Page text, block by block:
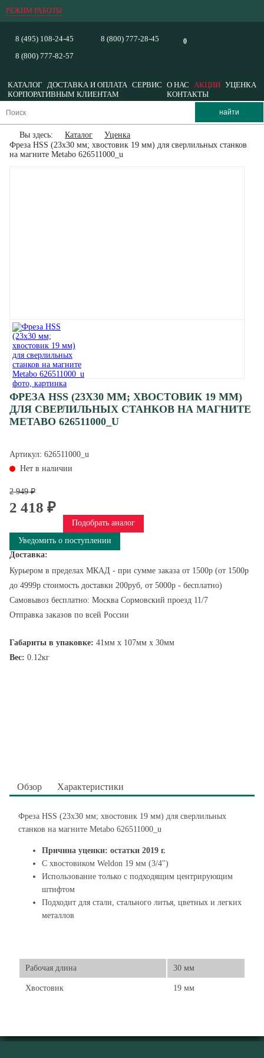
РЕЖИМ РАБОТЫ
0
8 (495) 108-24-45
8 (800) 777-82-57
8 (800) 777-28-45
КАТАЛОГ ДОСТАВКА И ОПЛАТА СЕРВИС О НАС АКЦИИ УЦЕНКА
КОРПОРАТИВНЫМ КЛИЕНТАМ
КОНТАКТЫ
Вы здесь: Каталог
Уценка
Фреза HSS (23x30 мм; хвостовик 19 мм) для сверлильных станков
на магните Metabo 626511000_u
ФРЕЗА HSS (23X30 ММ; ХВОСТОВИК 19 ММ)
ДЛЯ СВЕРЛИЛЬНЫХ СТАНКОВ НА МАГНИТЕ
METABO 626511000_U
Артикул: 626511000_u
Нет в наличии
2 949 ₽
2 418 ₽
Подобрать аналог
Уведомить о поступлении
Доставка:
Курьером в пределах МКАД - при сумме заказа от 1500р (от 1500р
до 4999р стоимость доставки 200руб, от 5000р - бесплатно)
Самовывоз бесплатно: Москва Сормовский проезд 11/7
Отправка заказов по всей России
Габариты в упаковке: 41мм x 107мм x 30мм
Вес: 0.12кг
Обзор Характеристики
Фреза HSS (23x30 мм; хвостовик 19 мм) для сверлильных
станков на магните Metabo 626511000_u
Причина уценки: остатки 2019 г.
С хвостовиком Weldon 19 мм (3/4")
Использование только с подходящим центрирующим
штифтом
Подходит для стали, стального литья, цветных и легких
металлов
Рабочая длина 30 мм
Хвостовик 19 мм